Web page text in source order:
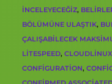
INCELEYECEĞIZ,
BÖLÜMÜNE ULAŞTIK,
ÇALIŞABILECEK
LITESPEED, CLOUDLINUX
CONFIGURATION,